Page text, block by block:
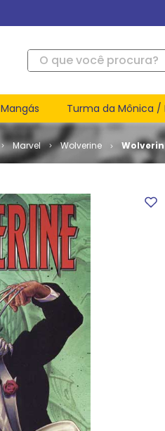
O que você procura?
Mangás Turma da Mônica /
Marvel Wolverine
Anual # 1